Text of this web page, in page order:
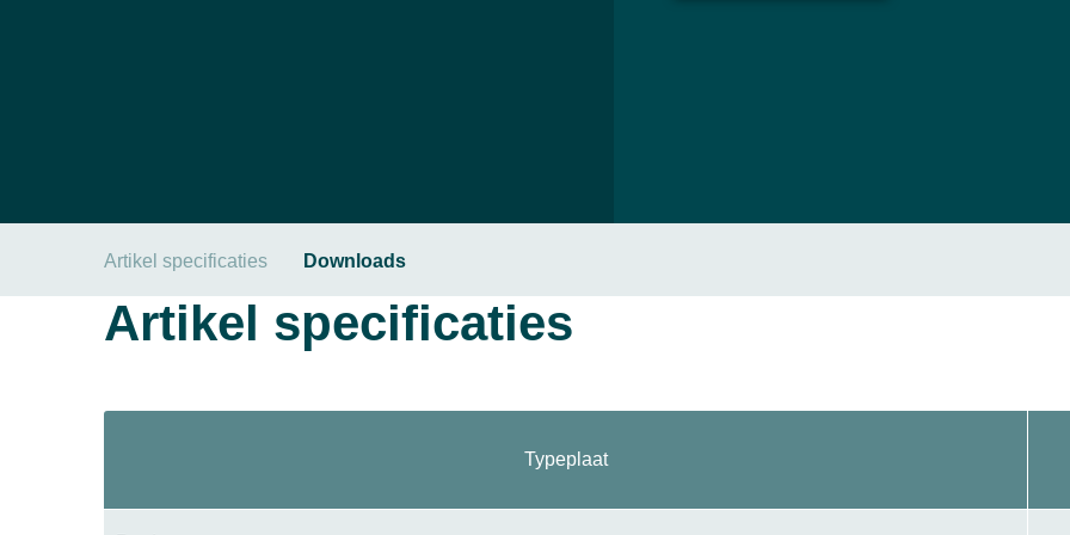
Artikel specificaties Downloads
Artikel specificaties
Typeplaat